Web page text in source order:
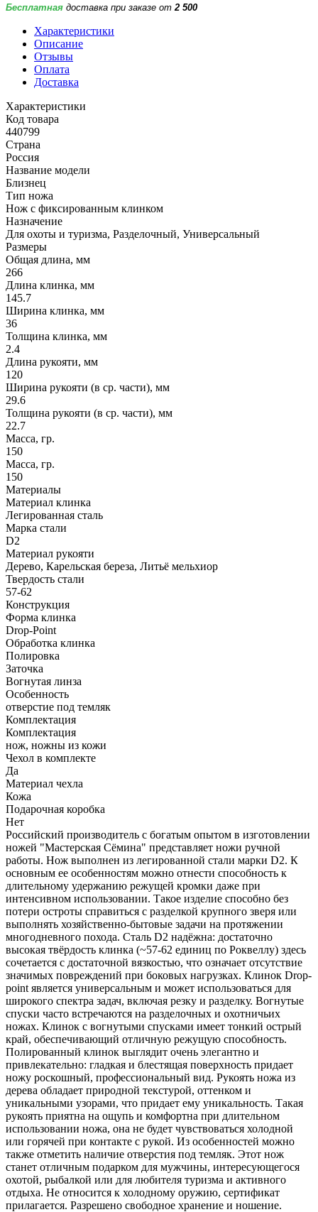
Бесплатная доставка при заказе от 2 500
Характеристики
Описание
Отзывы
Оплата
Доставка
Характеристики
Код товара
440799
Страна
Россия
Название модели
Близнец
Тип ножа
Нож с фиксированным клинком
Назначение
Для охоты и туризма, Разделочный, Универсальный
Размеры
Общая длина, мм
266
Длина клинка, мм
145.7
Ширина клинка, мм
36
Толщина клинка, мм
2.4
Длина рукояти, мм
120
Ширина рукояти (в ср. части), мм
29.6
Толщина рукояти (в ср. части), мм
22.7
Масса, гр.
150
Масса, гр.
150
Материалы
Материал клинка
Легированная сталь
Марка стали
D2
Материал рукояти
Дерево, Карельская береза, Литьё мельхиор
Твердость стали
57-62
Конструкция
Форма клинка
Drop-Point
Обработка клинка
Полировка
Заточка
Вогнутая линза
Особенность
отверстие под темляк
Комплектация
Комплектация
нож, ножны из кожи
Чехол в комплекте
Да
Материал чехла
Кожа
Подарочная коробка
Нет
Российский производитель с богатым опытом в изготовлении
ножей "Мастерская Сёмина" представляет ножи ручной
работы. Нож выполнен из легированной стали марки D2. К
основным ее особенностям можно отнести способность к
длительному удержанию режущей кромки даже при
интенсивном использовании. Такое изделие способно без
потери остроты справиться с разделкой крупного зверя или
выполнять хозяйственно-бытовые задачи на протяжении
многодневного похода. Сталь D2 надёжна: достаточно
высокая твёрдость клинка (~57-62 единиц по Роквеллу) здесь
сочетается с достаточной вязкостью, что означает отсутствие
значимых повреждений при боковых нагрузках. Клинок Drop-
point является универсальным и может использоваться для
широкого спектра задач, включая резку и разделку. Вогнутые
спуски часто встречаются на разделочных и охотничьих
ножах. Клинок с вогнутыми спусками имеет тонкий острый
край, обеспечивающий отличную режущую способность.
Полированный клинок выглядит очень элегантно и
привлекательно: гладкая и блестящая поверхность придает
ножу роскошный, профессиональный вид. Рукоять ножа из
дерева обладает природной текстурой, оттенком и
уникальными узорами, что придает ему уникальность. Такая
рукоять приятна на ощупь и комфортна при длительном
использовании ножа, она не будет чувствоваться холодной
или горячей при контакте с рукой. Из особенностей можно
также отметить наличие отверстия под темляк. Этот нож
станет отличным подарком для мужчины, интересующегося
охотой, рыбалкой или для любителя туризма и активного
отдыха. Не относится к холодному оружию, сертификат
прилагается. Разрешено свободное хранение и ношение.